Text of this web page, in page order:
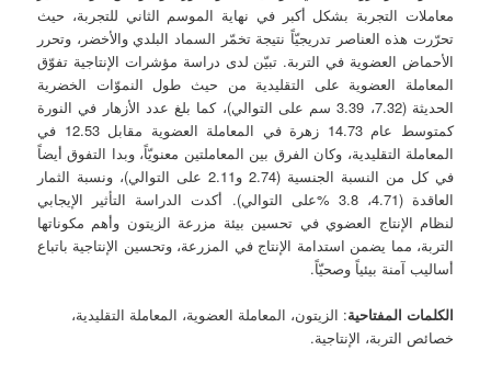
معاملات التجربة بشكل أكبر في نهاية الموسم الثاني للتجربة، حيث
تحرّرت هذه العناصر تدريجيّاً نتيجة تخمّر السماد البلدي والأخضر، وتحرر
الأحماض العضوية في التربة. تبيّن لدى دراسة مؤشرات الإنتاجية تفوّق
المعاملة العضوية على التقليدية من حيث طول النموّات الخضرية
الحديثة (7.32، 3.39 سم على التوالي)، كما بلغ عدد الأزهار في النورة
كمتوسط عام 14.73 زهرة في المعاملة العضوية مقابل 12.53 في
المعاملة التقليدية، وكان الفرق بين المعاملتين معنويّاً، وبدا التفوق أيضاً
في كل من النسبة الجنسية (2.74 و2.11 على التوالي)، ونسبة الثمار
العاقدة (4.71، 3.8 %على التوالي). أكدت الدراسة التأثير الإيجابي
لنظام الإنتاج العضوي في تحسين بيئة مزرعة الزيتون وأهم مكوناتها
التربة، مما يضمن استدامة الإنتاج في المزرعة، وتحسين الإنتاجية باتباع
أساليب آمنة بيئياً وصحيّاً.
الكلمات المفتاحية: الزيتون، المعاملة العضوية، المعاملة التقليدية،
خصائص التربة، الإنتاجية.